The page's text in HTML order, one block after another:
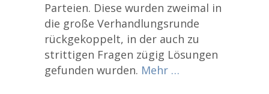
Parteien. Diese wurden zweimal in
die große Verhandlungsrunde
rückgekoppelt, in der auch zu
strittigen Fragen zügig Lösungen
gefunden wurden. Mehr …